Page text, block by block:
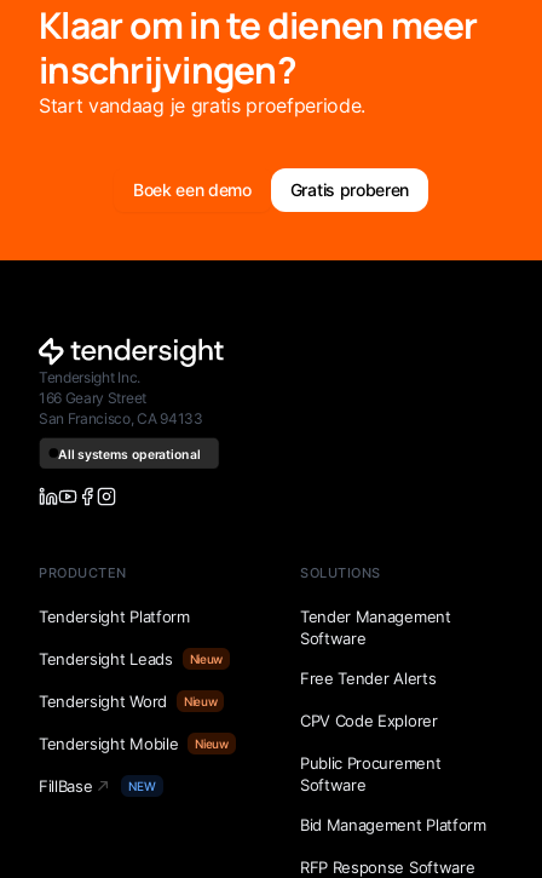
Klaar om in te dienen meer
inschrijvingen?
Start vandaag je gratis proefperiode.
Boek een demo Gratis proberen
Tendersight Inc.
166 Geary Street
San Francisco, CA 94133
PRODUCTEN
Tendersight Platform
Tendersight Leads Nieuw
Tendersight Word Nieuw
Tendersight Mobile Nieuw
FillBase NEW
SOLUTIONS
Tender Management
Software
Free Tender Alerts
CPV Code Explorer
Public Procurement
Software
Bid Management Platform
RFP Response Software